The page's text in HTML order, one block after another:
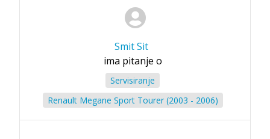
Smit Sit
ima pitanje o
Servisiranje
Renault Megane Sport Tourer (2003 - 2006)